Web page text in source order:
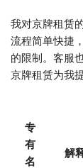
我对京牌租赁
流程简单快捷
的限制。客服
京牌租赁为我
专
有
名
解